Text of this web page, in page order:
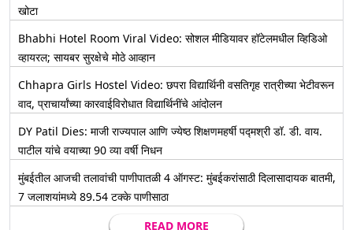
खोटा
Bhabhi Hotel Room Viral Video: सोशल मीडियावर हॉटेलमधील व्हिडिओ
व्हायरल; सायबर सुरक्षेचे मोठे आव्हान
Chhapra Girls Hostel Video: छपरा विद्यार्थिनी वसतिगृह रात्रीच्या भेटीवरून
वाद, प्राचार्यांच्या कारवाईविरोधात विद्यार्थिनींचे आंदोलन
DY Patil Dies: माजी राज्यपाल आणि ज्येष्ठ शिक्षणमहर्षी पद्मश्री डॉ. डी. वाय.
पाटील यांचे वयाच्या 90 व्या वर्षी निधन
मुंबईतील आजची तलावांची पाणीपातळी 4 ऑगस्ट: मुंबईकरांसाठी दिलासादायक बातमी,
7 जलाशयांमध्ये 89.54 टक्के पाणीसाठा
READ MORE